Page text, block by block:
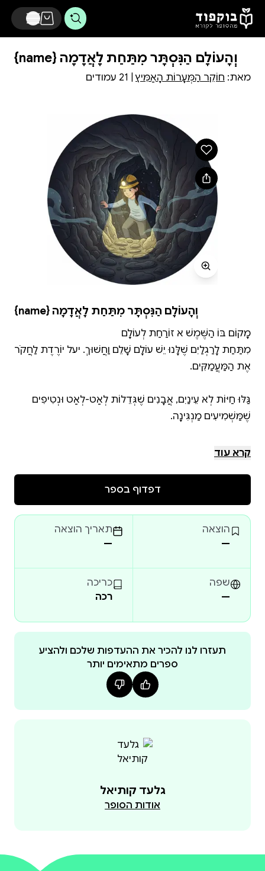
דלג לתוכן הראשי
{name} וְהָעוֹלָם הַנִּסְתָּר מִתַּחַת לָאֲדָמָה
מאת: חוֹקֵר הַמְּעָרוֹת הָאַמִּיץ| 21 עמודים
{name} וְהָעוֹלָם הַנִּסְתָּר מִתַּחַת לָאֲדָמָה
מִתַּחַת לָרַגְלַיִם שֶׁלָּנוּ יֵשׁ עוֹלָם שָׁלֵם וַחֲשׁוּךְ. יעל יוֹרֶדֶת לַחֲקֹר
גַּלּוּ חַיּוֹת לְלֹא עֵינַיִם, אֲבָנִים שֶׁגְּדֵלוֹת לְאַט-לְאַט וּנְטִיפִים
נוצר על ידי booky.kids
קרא עוד
דפדוף בספר
הוצאה
—
תאריך הוצאה
—
שפה
—
כריכה
רכה
תעזרו לנו להכיר את ההעדפות שלכם ולהציע
ספרים מתאימים יותר
גלעד קותיאל
אודות הסופר